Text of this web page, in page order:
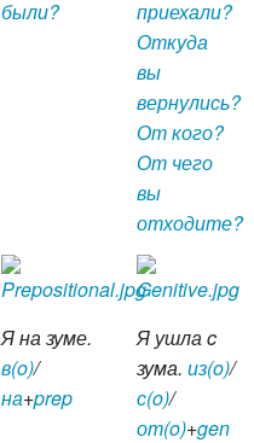
были?
приехали?
Откуда
вы
вернулись?
От кого?
От чего
вы
отходите?
Я на зуме.
в(o)/
на+prep
Я ушла c
зума. из(o)/
с(o)/
от(o)+gen